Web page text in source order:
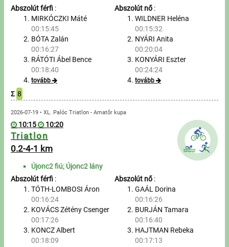
Saját sportolók
Sportoló keresés
Nevezés
Sportágak
Futás
Kerékpározás
Multisportok
Túrázás
Úszás
Evezés
Abszolút férfi :
MIRKÓCZKI Máté
00:15:45
BÓTA Zalán
00:16:27
RÁTÓTI Ábel Bence
00:18:40
tovább
Abszolút nő:
WILDNER Heléna
00:15:32
NYÁRI Anita
00:20:04
KONYÁRI Eszter
00:24:24
tovább
Σ 8
2026-07-19 • XL. Palóc Triatlon - Amatőr kupa
10:15 10:20
Triatlon
0.2-4-1 km
Újonc2 fiú; Újonc2 lány
Abszolút férfi :
TÓTH-LOMBOSI Áron
00:16:24
KOVÁCS Zétény Csenger
00:17:26
KONCZ Albert
00:18:09
Abszolút nő:
GAÁL Dorina
00:16:26
BURJÁN Tamara
00:16:40
HAJTMAN Rebeka
00:17:13